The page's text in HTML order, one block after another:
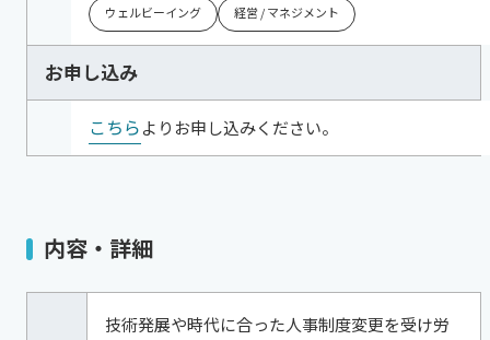
ウェルビーイング 経営 / マネジメント
お申し込み
こちらよりお申し込みください。
内容・詳細
技術発展や時代に合った人事制度変更を受け労